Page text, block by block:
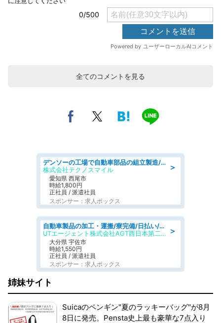
全てのコメントを見る
＞
デンソーの工場で自動車部品の組立製造/denso aichi
株式会社テクノスマイル
愛知県 西尾市
時給1,800円
正社員 / 派遣社員
スポンサー：求人ボックス
＞
自動車製品の加工・運搬/寮完備/日払い/工場・製造
UTエージェント株式会社AGT西日本第二CU
大分県 宇佐市
時給1,550円
正社員 / 派遣社員
スポンサー：求人ボックス
姉妹サイト
Suicaのペンギン"夏のラッキーバッグ"が8月
8日に発売。Pensta史上最も豪華な7点入り